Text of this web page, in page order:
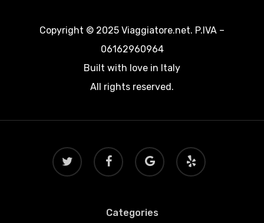
Copyright © 2025 Viaggiatore.net. P.IVA –
06162960964
Built with love in Italy
All rights reserved.
twitter facebook
google-
plus
yelp
Categories